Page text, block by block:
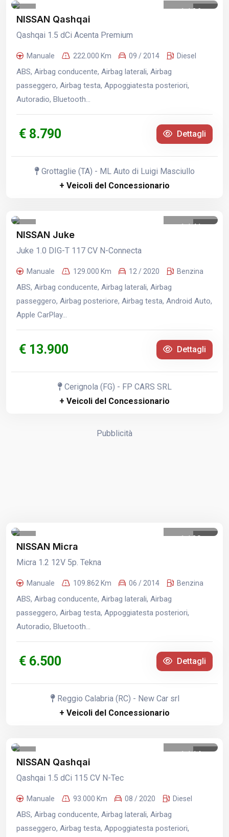
1 /26
NISSAN Qashqai
Qashqai 1.5 dCi Acenta Premium
Manuale 222.000 Km 09 / 2014 Diesel
ABS, Airbag conducente, Airbag laterali, Airbag
passeggero, Airbag testa, Appoggiatesta posteriori,
Autoradio, Bluetooth...
€ 8.790 Dettagli
Grottaglie (TA) - ML Auto di Luigi Masciullo
+ Veicoli del Concessionario
1 /41
NISSAN Juke
Juke 1.0 DIG-T 117 CV N-Connecta
Manuale 129.000 Km 12 / 2020 Benzina
ABS, Airbag conducente, Airbag laterali, Airbag
passeggero, Airbag posteriore, Airbag testa, Android Auto,
Apple CarPlay...
€ 13.900 Dettagli
Cerignola (FG) - FP CARS SRL
+ Veicoli del Concessionario
Pubblicità
1 /20
NISSAN Micra
Micra 1.2 12V 5p. Tekna
Manuale 109.862 Km 06 / 2014 Benzina
ABS, Airbag conducente, Airbag laterali, Airbag
passeggero, Airbag testa, Appoggiatesta posteriori,
Autoradio, Bluetooth...
€ 6.500 Dettagli
Reggio Calabria (RC) - New Car srl
+ Veicoli del Concessionario
1 /14
NISSAN Qashqai
Qashqai 1.5 dCi 115 CV N-Tec
Manuale 93.000 Km 08 / 2020 Diesel
ABS, Airbag conducente, Airbag laterali, Airbag
passeggero, Airbag testa, Appoggiatesta posteriori,